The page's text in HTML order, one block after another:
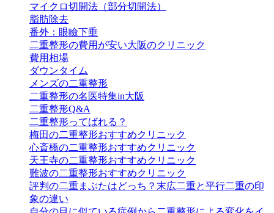
マイクロ切開法（部分切開法）
脂肪除去
番外：眼瞼下垂
二重整形の費用が安い大阪のクリニック
費用相場
ダウンタイム
メンズの二重整形
二重整形の名医特集in大阪
二重整形Q&A
二重整形ってばれる？
梅田の二重整形おすすめクリニック
心斎橋の二重整形おすすめクリニック
天王寺の二重整形おすすめクリニック
難波の二重整形おすすめクリニック
評判の二重まぶたはどっち？末広二重と平行二重の印
象の違い